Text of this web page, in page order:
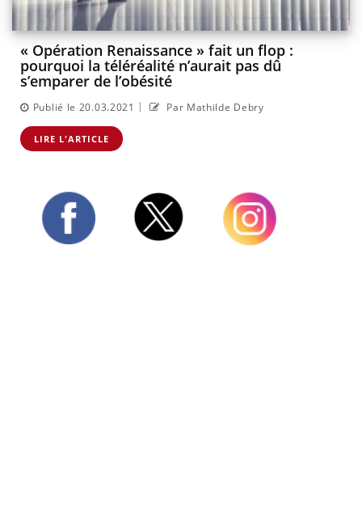
« Opération Renaissance » fait un flop :
pourquoi la téléréalité n’aurait pas dû
s’emparer de l’obésité
Publié le 20.03.2021 | Par Mathilde Debry
LIRE L'ARTICLE